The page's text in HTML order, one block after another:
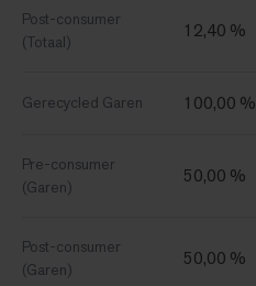
Post-consumer
(Totaal)
12,40 %
Gerecycled Garen 100,00 %
Pre-consumer
(Garen)
50,00 %
Post-consumer
(Garen)
50,00 %